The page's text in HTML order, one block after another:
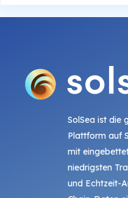
SolSea ist die
Plattform auf
mit
niedrigsten
und Echtzeit-